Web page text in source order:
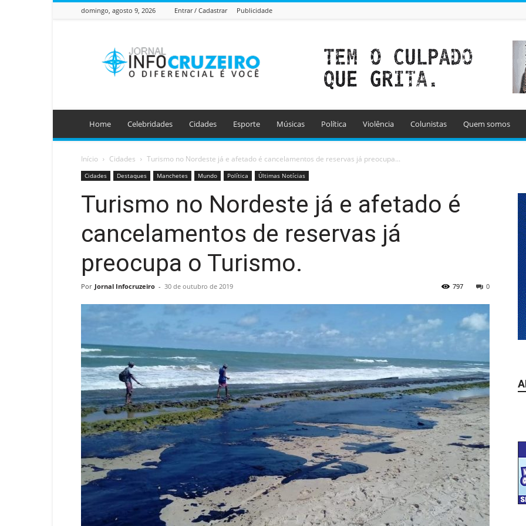
domingo, agosto 9, 2026 Entrar / Cadastrar Publicidade
Info
Cruzeiro
Home Celebridades Cidades Esporte Músicas Política Violência Colunistas Quem somos
Início Cidades Turismo no Nordeste já e afetado é cancelamentos de reservas já preocupa...
Cidades Destaques Manchetes Mundo Política Últimas Notícias
Turismo no Nordeste já e afetado é
cancelamentos de reservas já
preocupa o Turismo.
Por Jornal Infocruzeiro - 30 de outubro de 2019 0
797